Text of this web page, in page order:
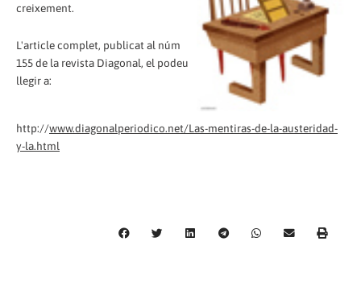
creixement.
L'article complet, publicat al núm
155 de la revista Diagonal, el podeu
llegir a:
http://www.diagonalperiodico.net/Las-mentiras-de-la-austeridad-
y-la.html